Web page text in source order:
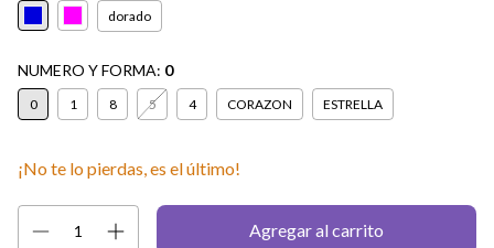
dorado
NUMERO Y FORMA: 0
0 1 8 5 4 CORAZON ESTRELLA
¡No te lo pierdas, es el último!